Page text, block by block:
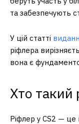
та забезпечують
У цій статті
ріфлера
вона є
Хто такий
Ріфлер у CS2 —